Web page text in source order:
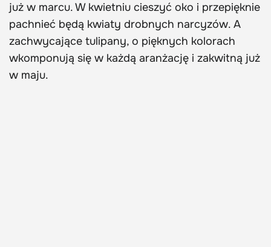
już w marcu. W kwietniu cieszyć oko i przepięknie
pachnieć będą kwiaty drobnych narcyzów. A
zachwycające tulipany, o pięknych kolorach
wkomponują się w każdą aranżację i zakwitną już
w maju.